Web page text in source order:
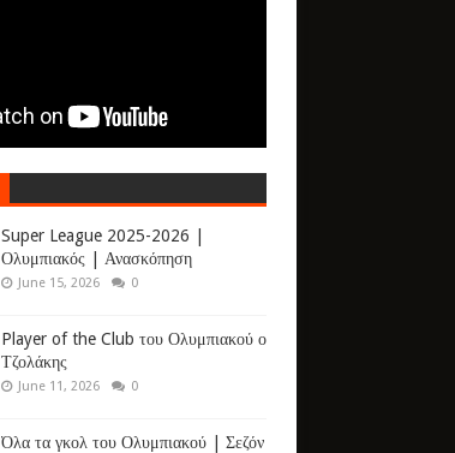
Super League 2025-2026 |
Ολυμπιακός | Ανασκόπηση
June 15, 2026 0
Player of the Club του Ολυμπιακού ο
Τζολάκης
June 11, 2026 0
Όλα τα γκολ του Ολυμπιακού | Σεζόν